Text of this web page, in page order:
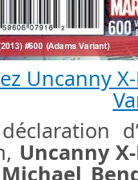
Uncanny
Uncanny